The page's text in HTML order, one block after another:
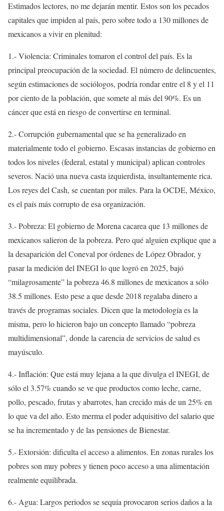
Estimados lectores, no me dejarán mentir. Estos son los pecados
capitales que impiden al país, pero sobre todo a 130 millones de
mexicanos a vivir en plenitud:
1.- Violencia: Criminales tomaron el control del país. Es la
principal preocupación de la sociedad. El número de delincuentes,
según estimaciones de sociólogos, podría rondar entre el 8 y el 11
por ciento de la población, que somete al más del 90%. Es un
cáncer que está en riesgo de convertirse en terminal.
2.- Corrupción gubernamental que se ha generalizado en
materialmente todo el gobierno. Escasas instancias de gobierno en
todos los niveles (federal, estatal y municipal) aplican controles
severos. Nació una nueva casta izquierdista, insultantemente rica.
Los reyes del Cash, se cuentan por miles. Para la OCDE, México,
es el país más corrupto de esa organización.
3.- Pobreza: El gobierno de Morena cacarea que 13 millones de
mexicanos salieron de la pobreza. Pero qué alguien explique que a
la desaparición del Coneval por órdenes de López Obrador, y
pasar la medición del INEGI lo que logró en 2025, bajó
“milagrosamente” la pobreza 46.8 millones de mexicanos a sólo
38.5 millones. Esto pese a que desde 2018 regalaba dinero a
través de programas sociales. Dicen que la metodología es la
misma, pero lo hicieron bajo un concepto llamado “pobreza
multidimensional”, donde la carencia de servicios de salud es
mayúsculo.
4.- Inflación: Que está muy lejana a la que divulga el INEGI, de
sólo el 3.57% cuando se ve que productos como leche, carne,
pollo, pescado, frutas y abarrotes, han crecido más de un 25% en
lo que va del año. Esto merma el poder adquisitivo del salario que
se ha incrementado y de las pensiones de Bienestar.
5.- Extorsión: dificulta el acceso a alimentos. En zonas rurales los
pobres son muy pobres y tienen poco acceso a una alimentación
realmente equilibrada.
6.- Agua: Largos periodos se sequía provocaron serios daños a la